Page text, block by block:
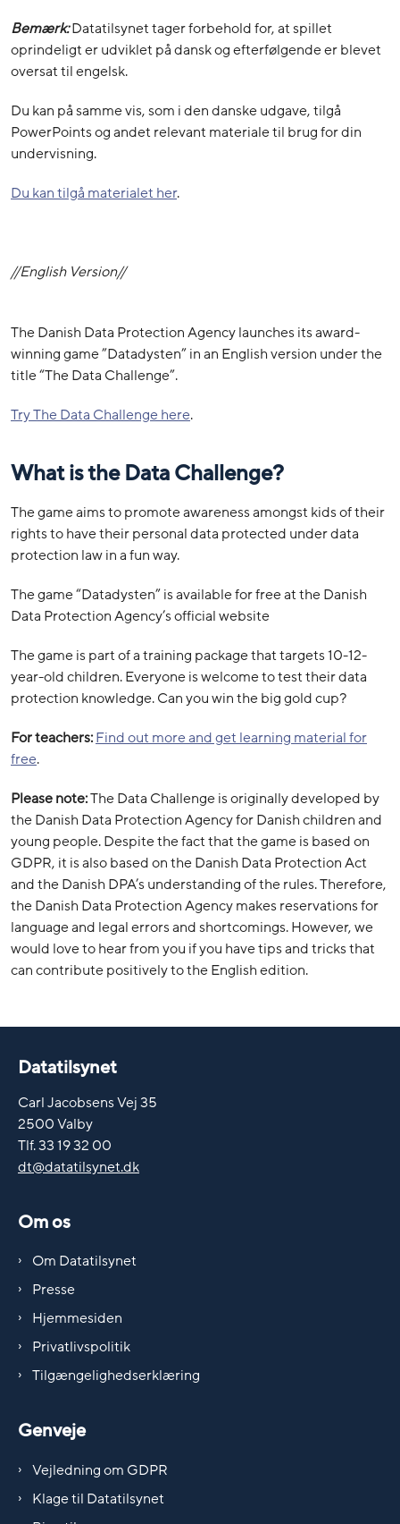
Bemærk:Datatilsynet tager forbehold for, at spillet
oprindeligt er udviklet på dansk og efterfølgende er blevet
oversat til engelsk.
Du kan på samme vis, som i den danske udgave, tilgå
PowerPoints og andet relevant materiale til brug for din
undervisning.
Du kan tilgå materialet her.
//English Version//
The Danish Data Protection Agency launches its award-
winning game ”Datadysten” in an English version under the
title “The Data Challenge”.
Try The Data Challenge here.
What is the Data Challenge?
The game aims to promote awareness amongst kids of their
rights to have their personal data protected under data
protection law in a fun way.
The game “Datadysten” is available for free at the Danish
Data Protection Agency’s official website
The game is part of a training package that targets 10-12-
year-old children. Everyone is welcome to test their data
protection knowledge. Can you win the big gold cup?
For teachers:Find out more and get learning material for
free.
Please note:The Data Challenge is originally developed by
the Danish Data Protection Agency for Danish children and
young people. Despite the fact that the game is based on
GDPR, it is also based on the Danish Data Protection Act
and the Danish DPA’s understanding of the rules. Therefore,
the Danish Data Protection Agency makes reservations for
language and legal errors and shortcomings. However, we
would love to hear from you if you have tips and tricks that
can contribute positively to the English edition.
Datatilsynet
Carl Jacobsens Vej 35
2500 Valby
Tlf. 33 19 32 00
dt@datatilsynet.dk
Om os
Om Datatilsynet
Presse
Hjemmesiden
Privatlivspolitik
Tilgængelighedserklæring
Genveje
Vejledning om GDPR
Klage til Datatilsynet